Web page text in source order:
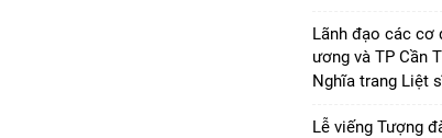
Lãnh đạo các cơ
ương và TP Cần
Nghĩa trang Liệt
Lễ viếng Tượng